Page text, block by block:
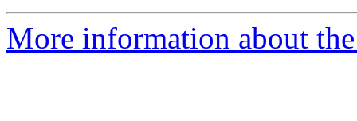
More information about